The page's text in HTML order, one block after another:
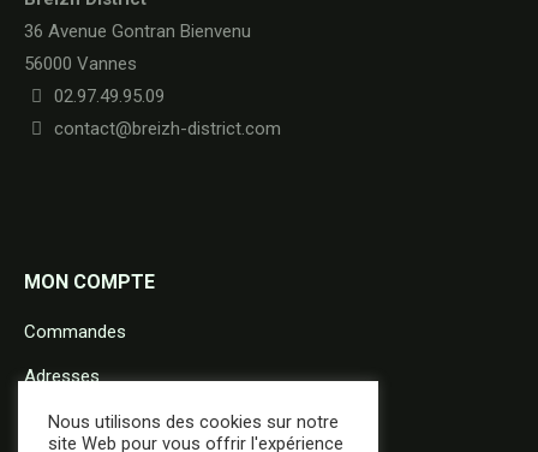
36 Avenue Gontran Bienvenu
56000 Vannes
02.97.49.95.09
contact@breizh-district.com
MON COMPTE
Commandes
Adresses
Détails du compte
Nous utilisons des cookies sur notre
site Web pour vous offrir l'expérience